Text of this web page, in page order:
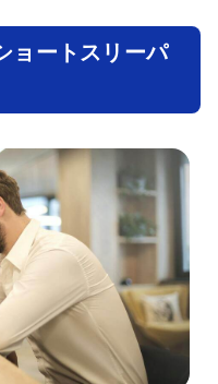
ョートスリーパ